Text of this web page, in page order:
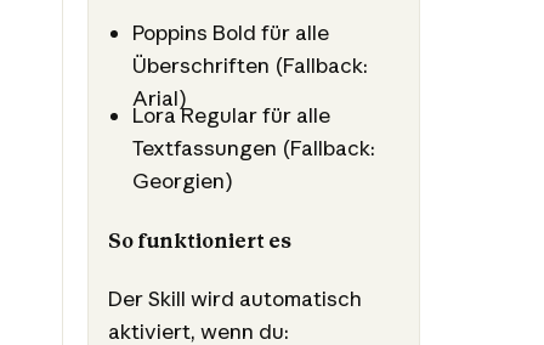
Poppins Bold für alle
Überschriften (Fallback:
Arial)
Lora Regular für alle
Textfassungen (Fallback:
Georgien)
So funktioniert es
Der Skill wird automatisch
aktiviert, wenn du: